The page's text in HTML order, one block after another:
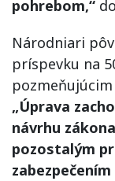
pohrebom,“
Národniari
príspevku na
„Úprava
návrhu
pozostalým